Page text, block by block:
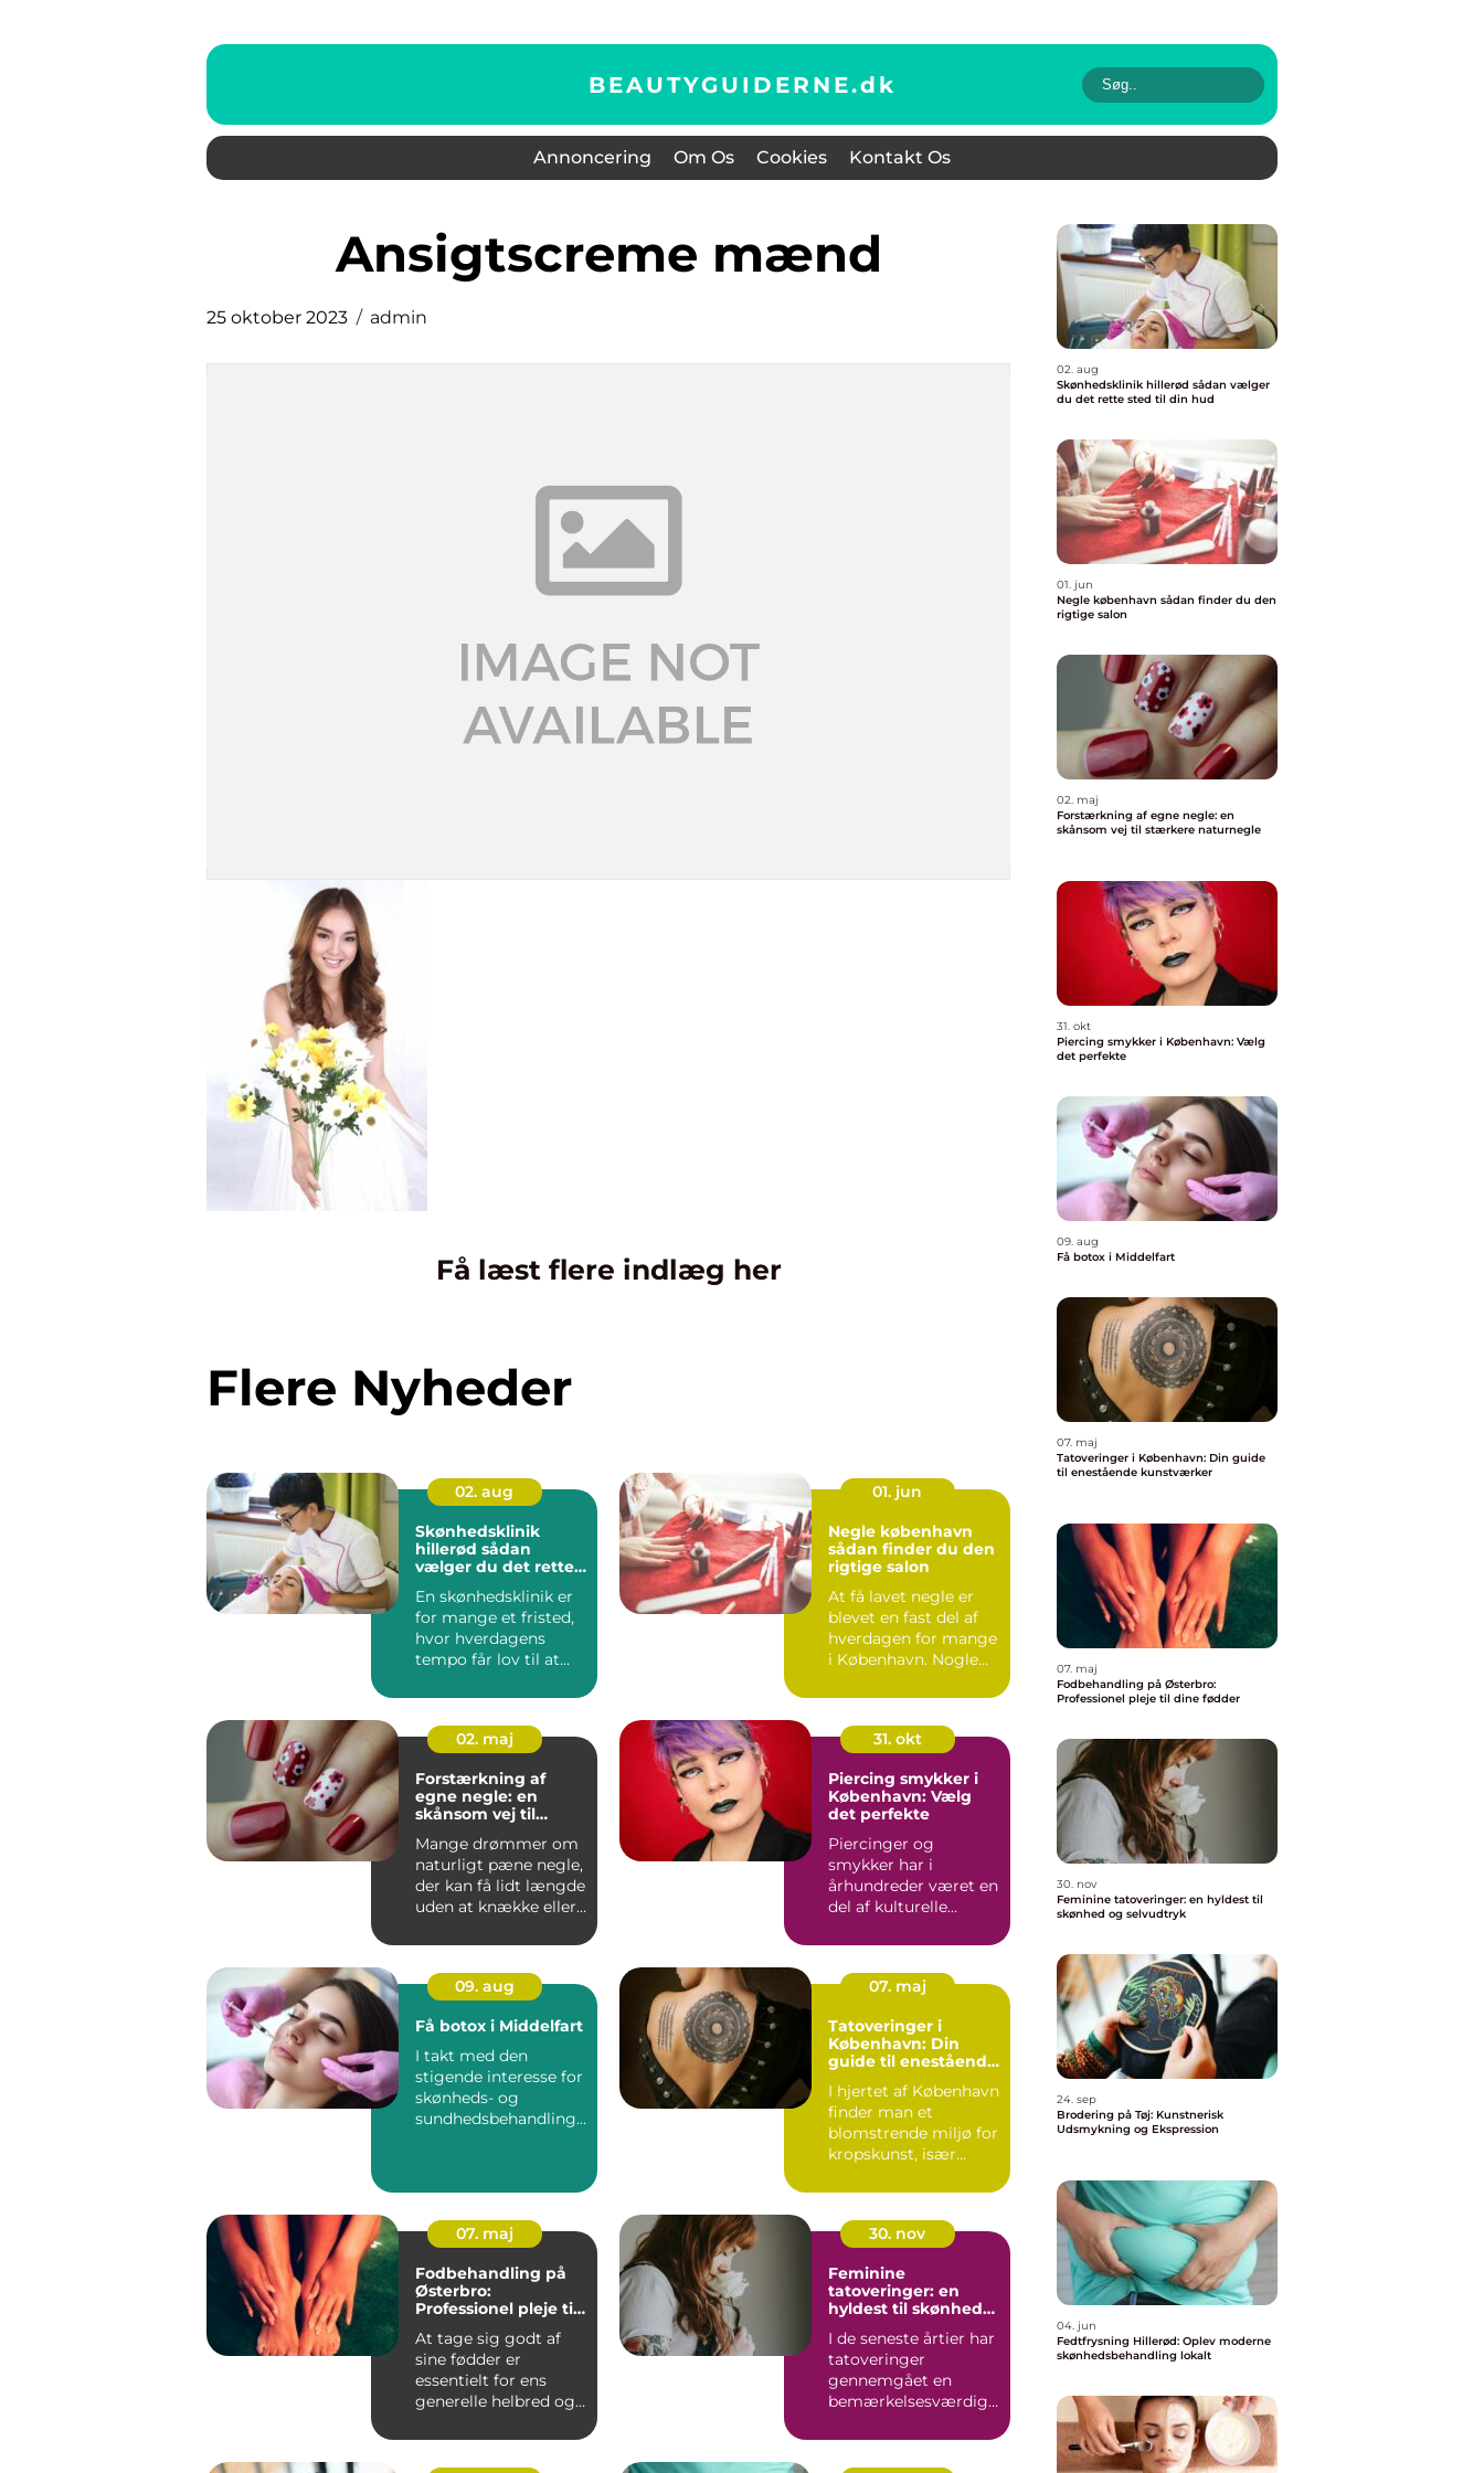
BEAUTYGUIDERNE.dk
Annoncering Om Os Cookies Kontakt Os
ansigtscreme mænd
25 oktober 2023 admin
Få læst flere indlæg her
Flere Nyheder
02. aug
Skønhedsklinik
hillerød sådan
vælger du det rette
En skønhedsklinik er
for mange et fristed,
hvor hverdagens
tempo får lov til at
01. jun
Negle københavn
sådan finder du den
rigtige salon
At få lavet negle er
blevet en fast del af
hverdagen for mange
i København. Nogle
02. maj
Forstærkning af
egne negle: en
skånsom vej til
Mange drømmer om
naturligt pæne negle,
der kan få lidt længde
uden at knække eller
31. okt
Piercing smykker i
København: Vælg
det perfekte
Piercinger og
smykker har i
århundreder været en
del af kulturelle
09. aug
Få botox i Middelfart
I takt med den
stigende interesse for
skønheds- og
sundhedsbehandlinge
07. maj
Tatoveringer i
København: Din
guide til enestående
I hjertet af København
finder man et
blomstrende miljø for
kropskunst, især
07. maj
Fodbehandling på
Østerbro:
Professionel pleje til
At tage sig godt af
sine fødder er
essentielt for ens
generelle helbred og
30. nov
Feminine
tatoveringer: en
hyldest til skønhed
I de seneste årtier har
tatoveringer
gennemgået en
bemærkelsesværdig
02. aug
Skønhedsklinik hillerød sådan vælger
du det rette sted til din hud
01. jun
Negle københavn sådan finder du den
rigtige salon
02. maj
Forstærkning af egne negle: en
skånsom vej til stærkere naturnegle
31. okt
Piercing smykker i København: Vælg
det perfekte
09. aug
Få botox i Middelfart
07. maj
Tatoveringer i København: Din guide
til enestående kunstværker
07. maj
Fodbehandling på Østerbro:
Professionel pleje til dine fødder
30. nov
Feminine tatoveringer: en hyldest til
skønhed og selvudtryk
24. sep
Brodering på Tøj: Kunstnerisk
Udsmykning og Ekspression
04. jun
Fedtfrysning Hillerød: Oplev moderne
skønhedsbehandling lokalt